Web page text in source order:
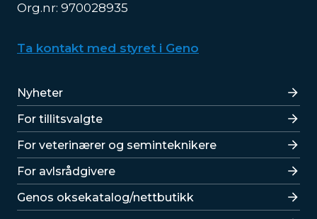
Org.nr: 970028935
Ta kontakt med styret i Geno
Lenker
Nyheter
For tillitsvalgte
For veterinærer og seminteknikere
For avlsrådgivere
Lenker
Genos oksekatalog/nettbutikk